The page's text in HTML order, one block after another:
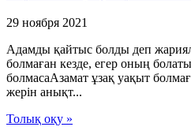
29 ноября 2021
Адамды қайтыс болды деп
болмаған кезде, егер оның
болмасаАзамат ұзақ уақыт
жерін анықт...
Толық оқу »